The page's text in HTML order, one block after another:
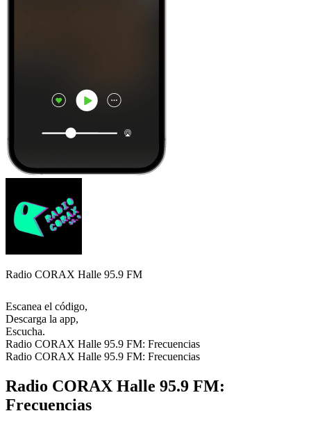
Radio CORAX Halle 95.9 FM
Escanea el código,
Descarga la app,
Escucha.
Radio CORAX Halle 95.9 FM: Frecuencias
Radio CORAX Halle 95.9 FM: Frecuencias
Radio CORAX Halle 95.9 FM:
Frecuencias